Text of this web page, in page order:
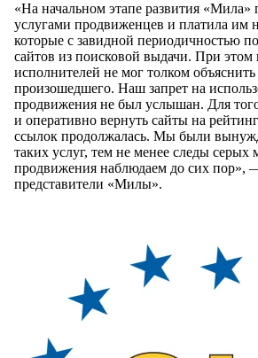
«На начальном этапе развития «Мила»
услугами продвиженцев и платила им
которые с завидной периодичностью
сайтов из поисковой выдачи. При этом
исполнителей не мог толком
произошедшего. Наш запрет на
продвижения не был услышан. Для
и оперативно вернуть сайты на
ссылок продолжалась. Мы были
таких услуг, тем не менее следы серых
продвижения наблюдаем до сих пор»,
представители «Милы».